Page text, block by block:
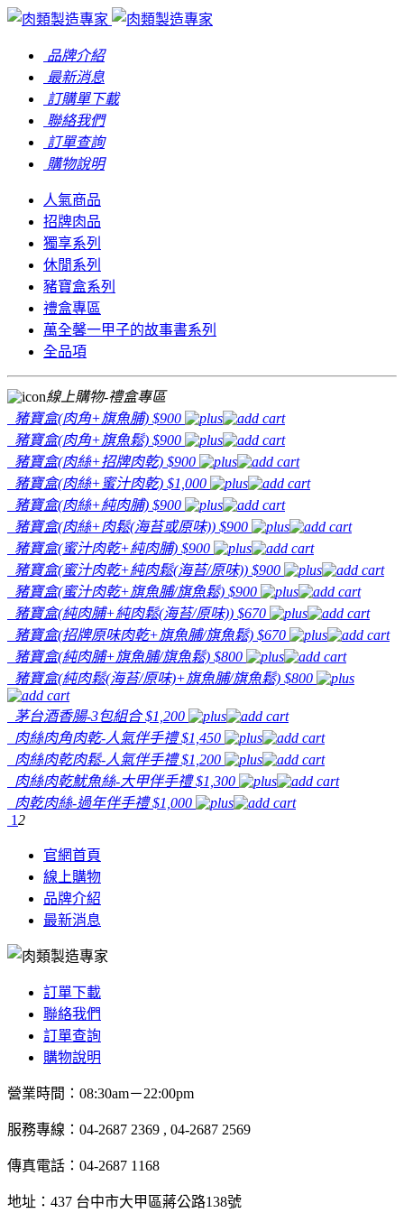
品牌介紹
最新消息
訂購單下載
聯絡我們
訂單查詢
購物說明
人氣商品
招牌肉品
獨享系列
休閒系列
豬寶盒系列
禮盒專區
萬全馨一甲子的故事書系列
全品項
線上購物-禮盒專區
豬寶盒(肉角+旗魚脯) $900
豬寶盒(肉角+旗魚鬆) $900
豬寶盒(肉絲+招牌肉乾) $900
豬寶盒(肉絲+蜜汁肉乾) $1,000
豬寶盒(肉絲+純肉脯) $900
豬寶盒(肉絲+肉鬆(海苔或原味)) $900
豬寶盒(蜜汁肉乾+純肉脯) $900
豬寶盒(蜜汁肉乾+純肉鬆(海苔/原味)) $900
豬寶盒(蜜汁肉乾+旗魚脯/旗魚鬆) $900
豬寶盒(純肉脯+純肉鬆(海苔/原味)) $670
豬寶盒(招牌原味肉乾+旗魚脯/旗魚鬆) $670
豬寶盒(純肉脯+旗魚脯/旗魚鬆) $800
豬寶盒(純肉鬆(海苔/原味)+旗魚脯/旗魚鬆) $800
茅台酒香腸-3包組合 $1,200
肉絲肉角肉乾-人氣伴手禮 $1,450
肉絲肉乾肉鬆-人氣伴手禮 $1,200
肉絲肉乾魷魚絲-大甲伴手禮 $1,300
肉乾肉絲-過年伴手禮 $1,000
12
官網首頁
線上購物
品牌介紹
最新消息
訂單下載
聯絡我們
訂單查詢
購物說明
營業時間：08:30am－22:00pm
服務專線：04-2687 2369 , 04-2687 2569
傳真電話：04-2687 1168
地址：437 台中市大甲區蔣公路138號